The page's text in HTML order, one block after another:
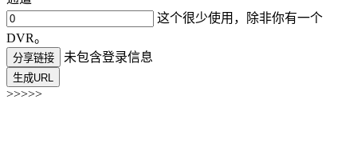
这个很少使用，除非你有一个
DVR。
分享链接 未包含登录信息
生成URL
>>>>>